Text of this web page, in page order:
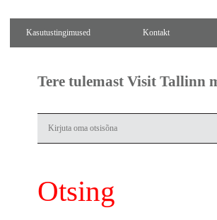
Kasutustingimused Kontakt
Tere tulemast Visit Tallinn
Otsing